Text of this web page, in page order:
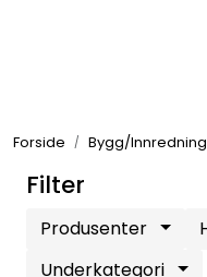
Forside Bygg/Innredning
Filter
Produsenter
Underkategori
Elektrisk
Bygg/Innredning